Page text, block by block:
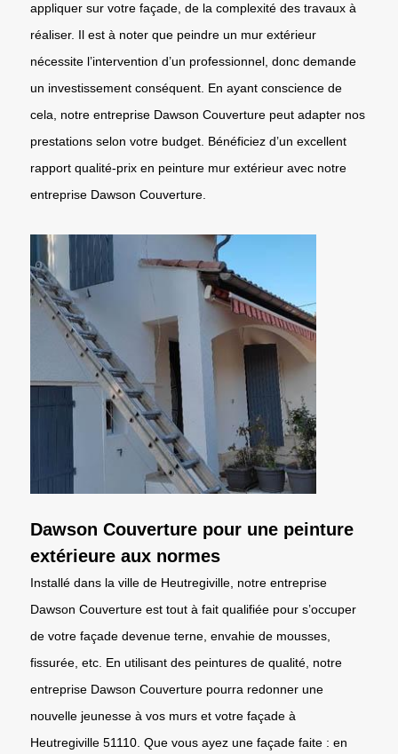
appliquer sur votre façade, de la complexité des travaux à
réaliser. Il est à noter que peindre un mur extérieur
nécessite l’intervention d’un professionnel, donc demande
un investissement conséquent. En ayant conscience de
cela, notre entreprise Dawson Couverture peut adapter nos
prestations selon votre budget. Bénéficiez d’un excellent
rapport qualité-prix en peinture mur extérieur avec notre
entreprise Dawson Couverture.
Dawson Couverture pour une peinture
extérieure aux normes
Installé dans la ville de Heutregiville, notre entreprise
Dawson Couverture est tout à fait qualifiée pour s’occuper
de votre façade devenue terne, envahie de mousses,
fissurée, etc. En utilisant des peintures de qualité, notre
entreprise Dawson Couverture pourra redonner une
nouvelle jeunesse à vos murs et votre façade à
Heutregiville 51110. Que vous ayez une façade faite : en